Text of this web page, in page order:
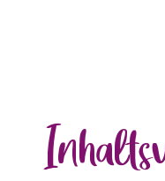
Inhalts